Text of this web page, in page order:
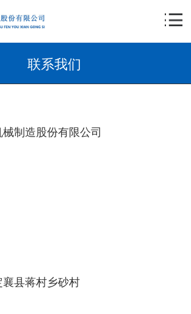
联系我们
制造股份有限公司
县蒋村乡砂村